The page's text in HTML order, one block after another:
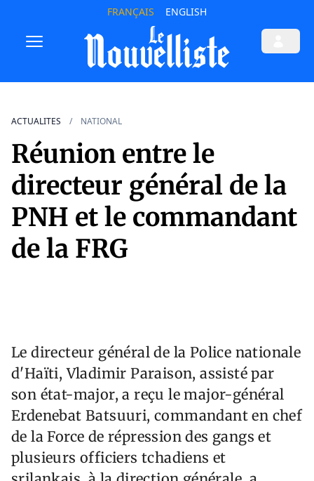
FRANÇAIS ENGLISH
ACTUALITES NATIONAL
Réunion entre le
directeur général de la
PNH et le commandant
de la FRG
Le directeur général de la Police nationale
d'Haïti, Vladimir Paraison, assisté par
son état-major, a reçu le major-général
Erdenebat Batsuuri, commandant en chef
de la Force de répression des gangs et
plusieurs officiers tchadiens et